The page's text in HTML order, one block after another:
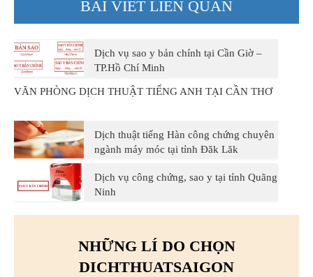
BÀI VIẾT LIÊN QUAN
Dịch vụ sao y bản chính tại Cần Giờ –
TP.Hồ Chí Minh
VĂN PHÒNG DỊCH THUẬT TIẾNG ANH TẠI CẦN THƠ
Dịch thuật tiếng Hàn công chứng chuyên
ngành máy móc tại tỉnh Đăk Lăk
Dịch vụ công chứng, sao y tại tỉnh Quãng
Ninh
NHỮNG LÍ DO CHỌN
DICHTHUATSAIGON